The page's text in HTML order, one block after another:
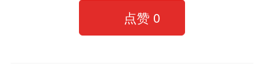
点赞 0